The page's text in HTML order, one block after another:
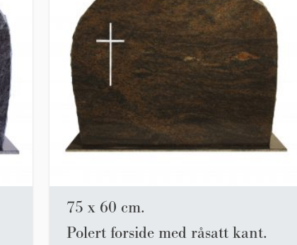
75 x 60 cm.
Polert forside med råsatt kant.